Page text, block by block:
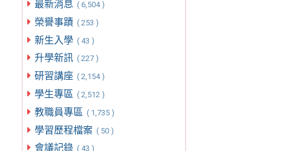
最新消息 ( 6,504 )
榮譽事蹟 ( 253 )
新生入學 ( 43 )
升學新訊 ( 227 )
研習講座 ( 2,154 )
學生專區 ( 2,512 )
教職員專區 ( 1,735 )
學習歷程檔案 ( 50 )
會議記錄 ( 43 )